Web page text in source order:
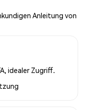
Anleitung von
idealer Zugriff.